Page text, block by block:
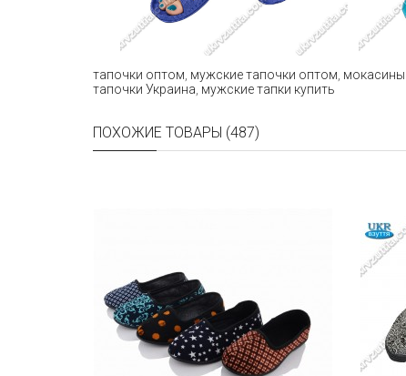
тапочки оптом мужские тапочки оптом
тапочки Украина мужские тапки купить
ПОХОЖИЕ ТОВАРЫ (487)